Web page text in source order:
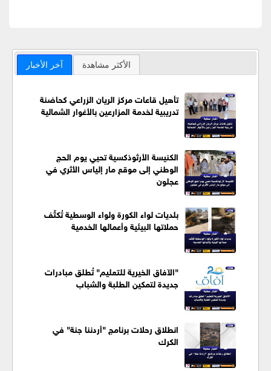
آخر الأخبار الأكثر مشاهدة
تأهيل قاعات مركز الريان الزراعي كحاضنة
تدريبية لخدمة المزارعين بالأغوار الشمالية
الكنيسة الأرثوذكسية تحيي يوم الحج
الوطني إلى موقع مار إلياس الأثري في
عجلون
بلديات لواء الكورة ولواء الوسطية تُكثّف
حملاتها البيئية وأعمالها الخدمية
"الآفاق الخيرية للتعليم" تُطلق مبادرات
جديدة لتمكين الطلبة والشباب
انطلاق رحلات برنامج "أردننا جنة" في
الكرك